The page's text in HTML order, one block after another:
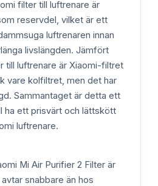
filter till luftrenare är
reservdel, vilket är ett
luftrenaren innan
livslängden. Jämfört
till luftrenare är Xiaomi-filtret
vare kolfiltret, men det har
Sammantaget är detta ett
ha ett prisvärt och lättskött
luftrenare.
Mi Air Purifier 2 Filter är
snabbare än hos